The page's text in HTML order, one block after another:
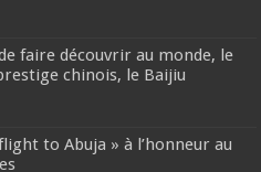
faire découvrir au monde, le
chinois, le Baijiu
to Abuja » à l’honneur au